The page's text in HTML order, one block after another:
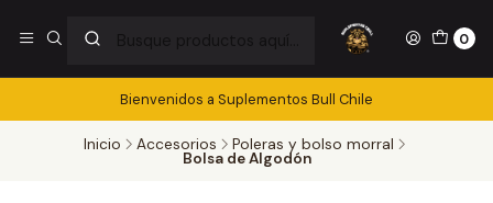
0
Bienvenidos a Suplementos Bull Chile
Inicio Accesorios Poleras y bolso morral
Bolsa de Algodón